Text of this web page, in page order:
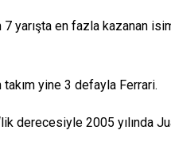
7 yarışta en fazla kazanan
yine 3 defayla Ferrari.
derecesiyle 2005 yılında